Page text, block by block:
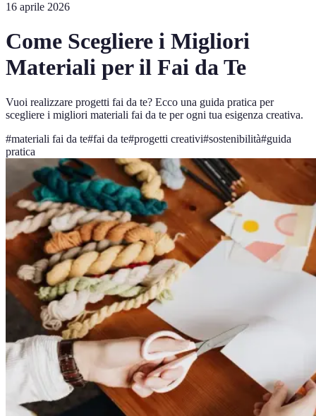
16 aprile 2026
Come Scegliere i Migliori
Materiali per il Fai da Te
Vuoi realizzare progetti fai da te? Ecco una guida pratica per
scegliere i migliori materiali fai da te per ogni tua esigenza creativa.
#materiali fai da te#fai da te#progetti creativi#sostenibilità#guida
pratica